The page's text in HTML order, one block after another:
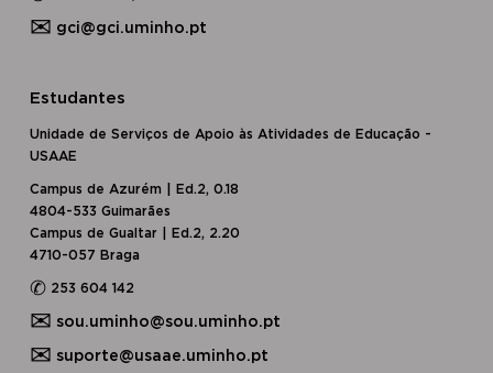
✉ gci@gci.uminho.pt
Estudantes
Unidade de Serviços de Apoio às Atividades de Educação -
USAAE
Campus de Azurém | Ed.2, 0.18
4804-533 Guimarães
Campus de Gualtar | Ed.2, 2.20
4710-057 Braga
✆253 604 142
✉ sou.uminho@sou.uminho.pt
✉ suporte@usaae.uminho.pt